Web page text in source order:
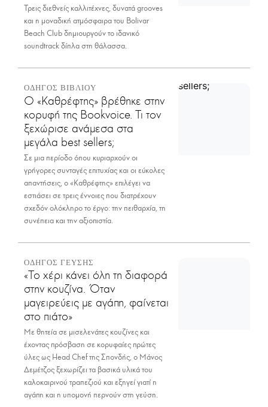
Τρεις διεθνείς καλλιτέχνες, δυνατά grooves
και η μοναδική ατμόσφαιρα του Bolivar
Beach Club δημιουργούν το ιδανικό
soundtrack δίπλα στη θάλασσα.
ΟΔΗΓΟΣ ΒΙΒΛΙΟΥ
Ο «Καθρέφτης» βρέθηκε στην
κορυφή της Bookvoice. Τι τον
ξεχώρισε ανάμεσα στα
μεγάλα best sellers;
Σε μια περίοδο όπου κυριαρχούν οι
γρήγορες συνταγές επιτυχίας και οι εύκολες
απαντήσεις, ο «Καθρέφτης» επιλέγει να
εστιάσει σε τρεις έννοιες που διατρέχουν
σχεδόν ολόκληρο το έργο: την πειθαρχία, τη
συνέπεια και την αξιοπιστία.
ΟΔΗΓΟΣ ΓΕΥΣΗΣ
«Το χέρι κάνει όλη τη διαφορά
στην κουζίνα. Όταν
μαγειρεύεις με αγάπη, φαίνεται
στο πιάτο»
Με θητεία σε μισελενάτες κουζίνες και
έχοντας πρόσβαση σε κορυφαίες πρώτες
ύλες ως Head Chef της Σπονδής, ο Μάνος
Δεμέτζος ξεχωρίζει τα βασικά υλικά του
καλοκαιρινού τραπεζιού και εξηγεί γιατί η
αγάπη και η υπομονή περνούν στη γεύση.